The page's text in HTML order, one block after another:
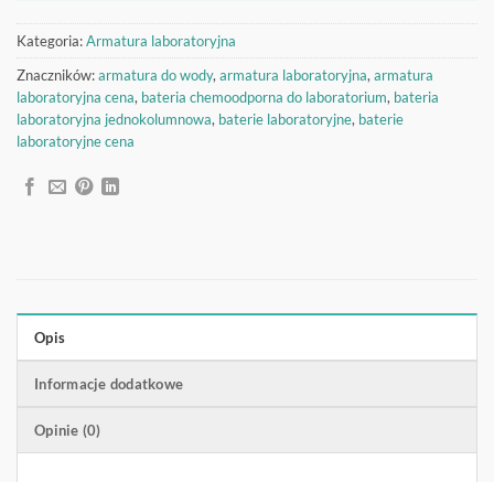
Kategoria:Armatura laboratoryjna
Znaczników:armatura do wody, armatura laboratoryjna, armatura
laboratoryjna cena, bateria chemoodporna do laboratorium, bateria
laboratoryjna jednokolumnowa, baterie laboratoryjne, baterie
laboratoryjne cena
Opis
Informacje dodatkowe
Opinie (0)